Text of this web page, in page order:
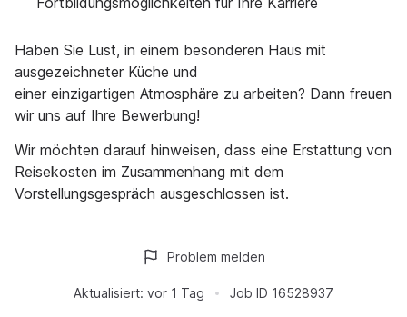
Haben Sie Lust, in einem besonderen Haus mit
ausgezeichneter Küche und
einer einzigartigen Atmosphäre zu arbeiten? Dann freuen
wir uns auf Ihre Bewerbung!
Wir möchten darauf hinweisen, dass eine Erstattung von
Reisekosten im Zusammenhang mit dem
Vorstellungsgespräch ausgeschlossen ist.
Aktualisiert: vor 1 Tag Job ID 16528937
Problem melden